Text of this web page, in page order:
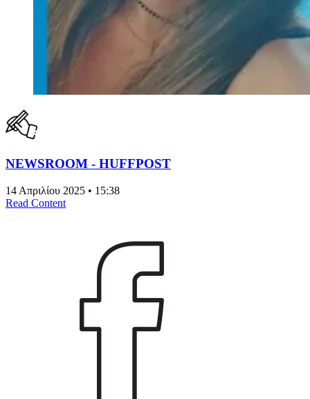
NEWSROOM - HUFFPOST
14 Απριλίου 2025 • 15:38
Read Content